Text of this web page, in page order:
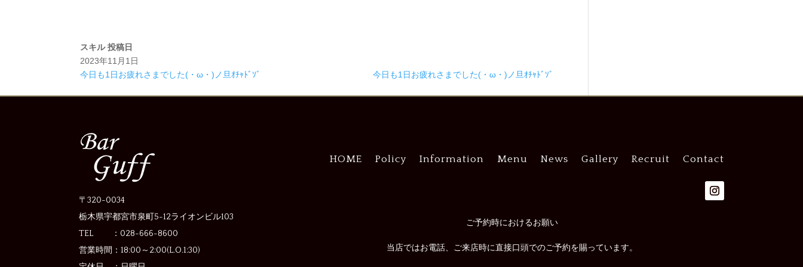
スキル 投稿日
2023年11月1日
今日も1日お疲れさまでした(・ω・)ノ旦ｵﾁｬﾄﾞｿﾞ
今日も1日お疲れさまでした(・ω・)ノ旦ｵﾁｬﾄﾞｿﾞ
〒320-0034
栃木県宇都宮市泉町5-12ライオンビル103
TEL ：028-666-8600
営業時間： 18:00～2:00(L.O.1:30)
HOME Policy Information Menu News Gallery Recruit Contact
ご予約時におけるお願い
当店ではお電話、ご来店時に直接口頭でのご予約を賜っています。